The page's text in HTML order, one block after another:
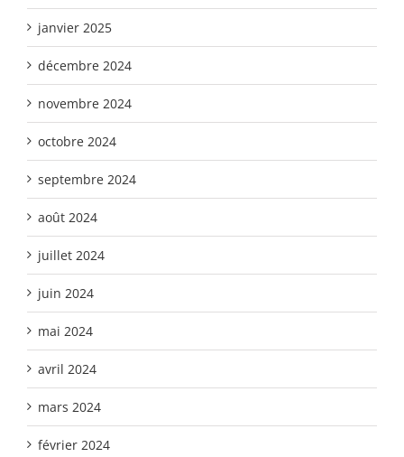
janvier 2025
décembre 2024
novembre 2024
octobre 2024
septembre 2024
août 2024
juillet 2024
juin 2024
mai 2024
avril 2024
mars 2024
février 2024